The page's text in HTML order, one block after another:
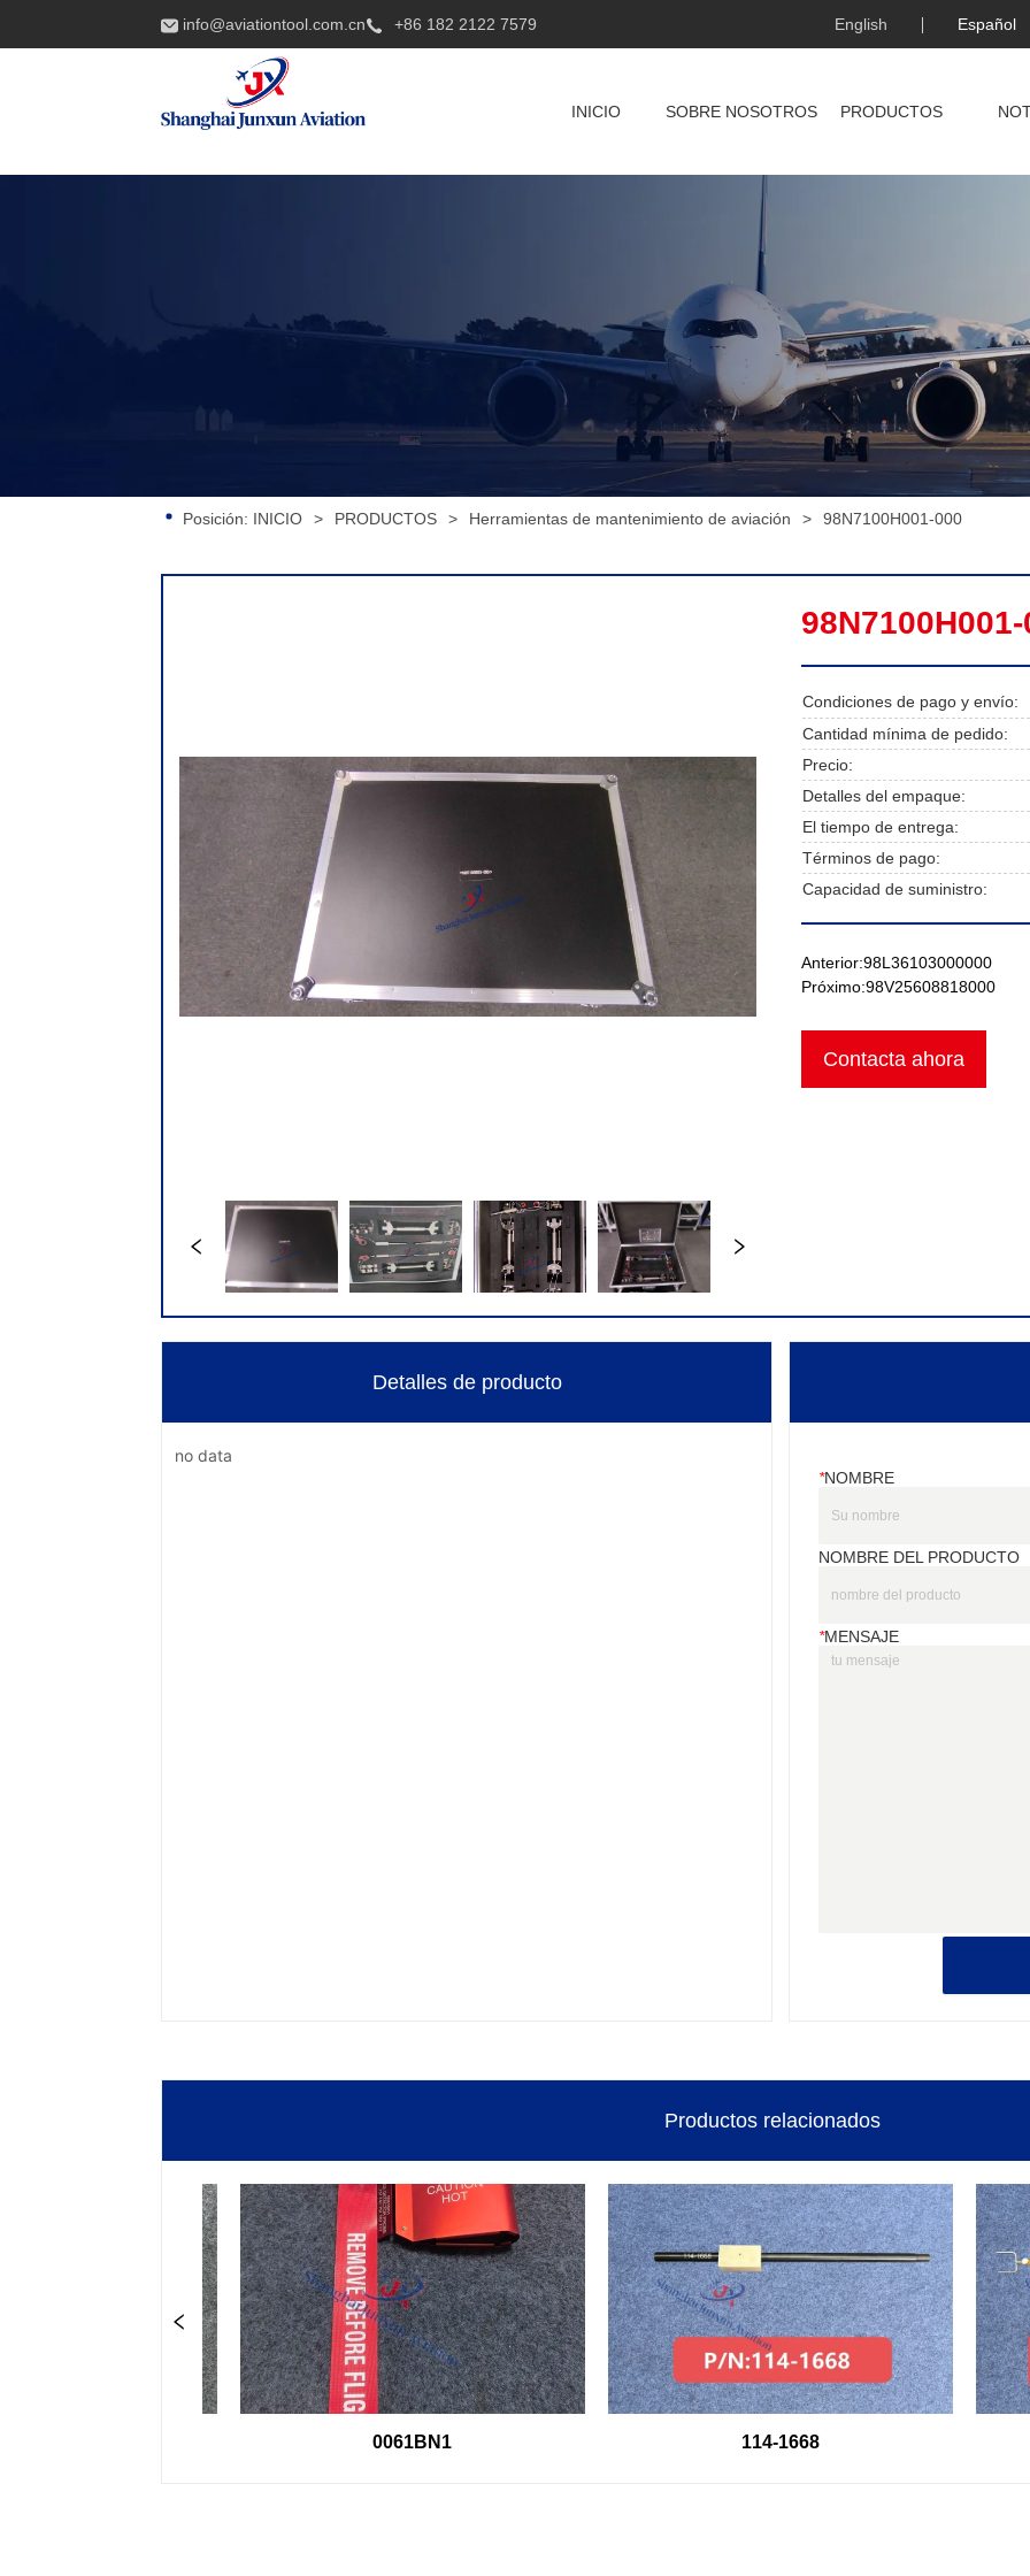
info@aviationtool.com.cn +86 182 2122 7579 English Español
INICIO SOBRE NOSOTROS PRODUCTOS
Posición: INICIO > PRODUCTOS > Herramientas de mantenimiento de aviación > 98N7100H001-000
Condiciones de pago y envío:
Cantidad mínima de pedido:
Precio:
Detalles del empaque:
El tiempo de entrega:
Términos de pago:
Capacidad de suministro:
Anterior:98L36103000000
Próximo:98V25608818000
Contacta ahora
Detalles de producto
no data
*NOMBRE
NOMBRE DEL PRODUCTO
*MENSAJE
Productos relacionados
0061BN1 114-1668